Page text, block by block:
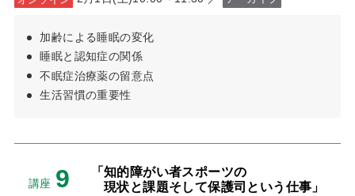
加齢による睡眠の変化
睡眠と認知症の関係
不眠症治療薬の留意点
生活習慣の重要性
講座 9
「知的障がい者スポーツの
現状と課題そして保護司という仕事」